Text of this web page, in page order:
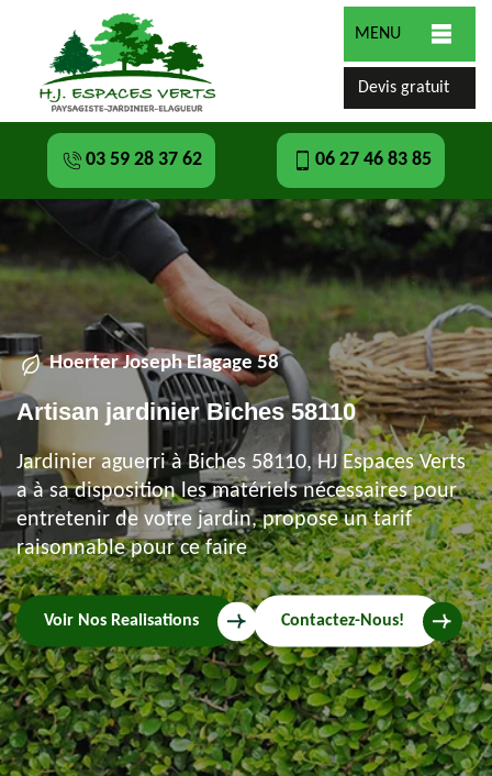
MENU
Devis gratuit
03 59 28 37 62 06 27 46 83 85
Hoerter Joseph Elagage 58
Artisan jardinier Biches 58110
Jardinier aguerri à Biches 58110, HJ Espaces Verts
a à sa disposition les matériels nécessaires pour
entretenir de votre jardin, propose un tarif
raisonnable pour ce faire
Voir Nos Realisations Contactez-Nous!